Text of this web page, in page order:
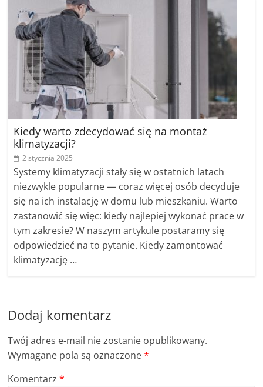
Kiedy warto zdecydować się na montaż
klimatyzacji?
2 stycznia 2025
Systemy klimatyzacji stały się w ostatnich latach
niezwykle popularne — coraz więcej osób decyduje
się na ich instalację w domu lub mieszkaniu. Warto
zastanowić się więc: kiedy najlepiej wykonać prace w
tym zakresie? W naszym artykule postaramy się
odpowiedzieć na to pytanie. Kiedy zamontować
klimatyzację …
Dodaj komentarz
Twój adres e-mail nie zostanie opublikowany.
Wymagane pola są oznaczone*
Komentarz*